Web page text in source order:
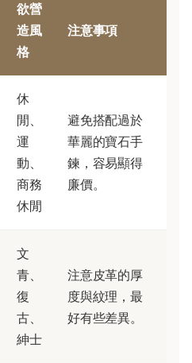
欲營
造風
格
注意事項
休
閒、
運
動、
商務
休閒
避免搭配過於
華麗的寶石手
鍊，容易顯得
廉價。
文
青、
復
古、
紳士
注意皮革的厚
度與紋理，最
好有些差異。